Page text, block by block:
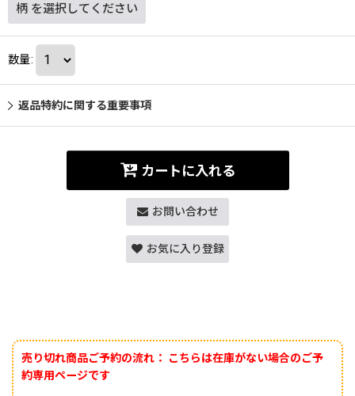
柄 を選択してください
数量:
返品特約に関する重要事項
カートに入れる
お問い合わせ
お気に入り登録
売り切れ商品ご予約の流れ：
こちらは在庫がない場合のご予
約専用ページです